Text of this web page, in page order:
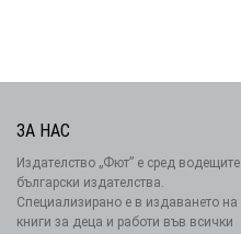
ЗА НАС
Издателство „Фют” е сред водещите
български издателства.
Специализирано е в издаването на
книги за деца и работи във всички